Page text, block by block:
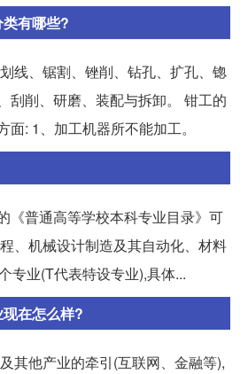
有哪些?
线、锯割、锉削、钻孔、扩孔、锪
刮削、研磨、装配与拆卸。 钳工的
: 1、加工机器所不能加工。
《普通高等学校本科专业目录》可
、机械设计制造及其自动化、材料
专业(T代表特设专业),具体...
在怎么样?
其他产业的牵引(互联网、金融等),